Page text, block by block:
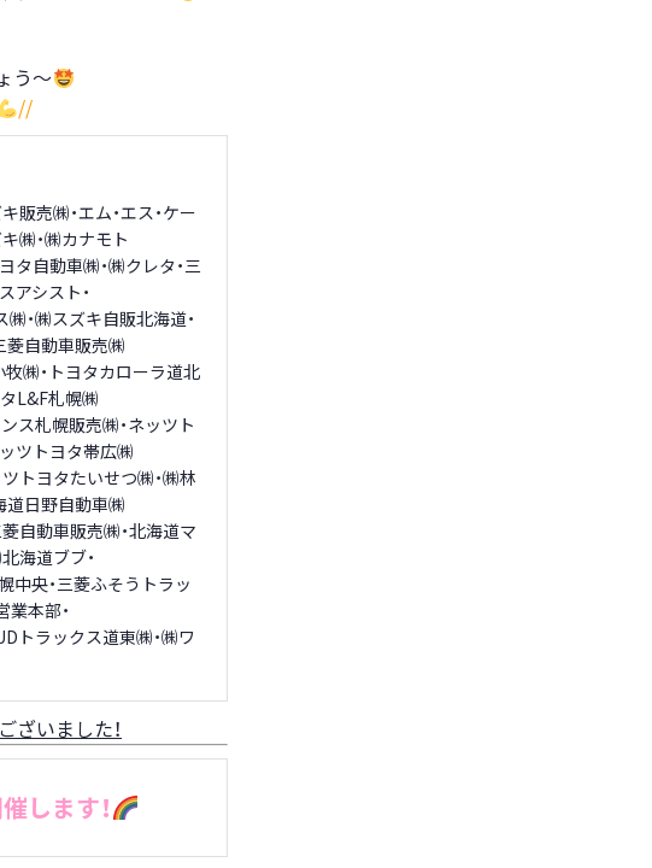
う～
//
売㈱・エム・エス・ケー
㈱・㈱カナモト
タ自動車㈱・㈱クレタ・三
アシスト・
・㈱スズキ自販北海道・
菱自動車販売㈱
㈱・トヨタカローラ道北
L&F札幌㈱
ス札幌販売㈱・ネッツト
ツトヨタ帯広㈱
トヨタたいせつ㈱・㈱林
道日野自動車㈱
自動車販売㈱・北海道マ
海道ブブ・
中央・三菱ふそうトラッ
業本部・
トラックス道東㈱・㈱ワ
ざいました！
します！